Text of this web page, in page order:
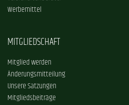
Werbemittel
MITGLIEDSCHAFT
Mitglied werden
Änderungsmitteilung
Unsere Satzungen
Mitgliedsbeiträge